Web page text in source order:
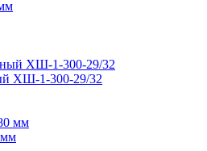
ХШ-1-300-29/32
мм